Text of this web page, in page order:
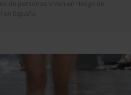
de personas viven en riesgo de
España